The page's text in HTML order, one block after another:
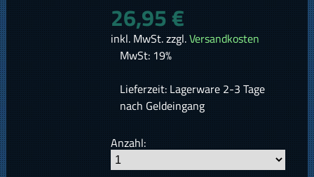
26,95 €
inkl. MwSt. zzgl.Versandkosten
MwSt: 19%
Lieferzeit: Lagerware 2-3 Tage
nach Geldeingang
Anzahl: